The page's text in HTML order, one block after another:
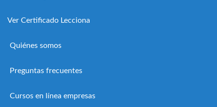
Ver Certificado Lecciona
Quiénes somos
Preguntas frecuentes
Cursos en línea empresas